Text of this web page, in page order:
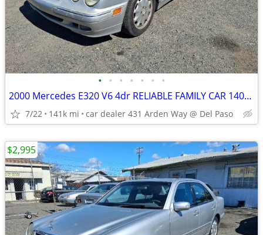
• • • • • • •
2000 Mercedes E320 V6 4dr RELIABLE FAMILY CAR 140K 6 MORE MBZ DEALS
7/22 141k mi car dealer 431 Arden Way @ Del Paso
$2,995